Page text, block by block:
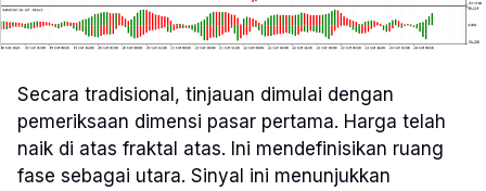
Secara tradisional, tinjauan dimulai dengan
pemeriksaan dimensi pasar pertama. Harga telah
naik di atas fraktal atas. Ini mendefinisikan ruang
fase sebagai utara. Sinyal ini menunjukkan